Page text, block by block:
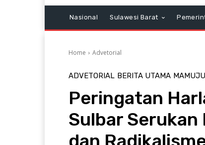
Nasional Sulawesi Barat
Home Advetorial
ADVETORIAL BERITA UTAMA MAMUJU
Peringatan
Sulbar Serukan
dan